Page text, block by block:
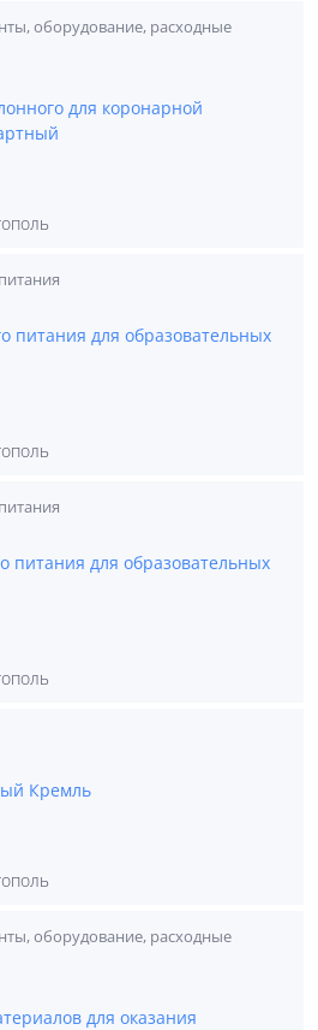
оборудование, расходные
для коронарной
питания для образовательных
питания для образовательных
Кремль
оборудование, расходные
для оказания